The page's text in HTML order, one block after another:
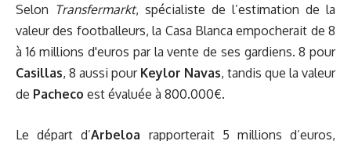
Selon Transfermarkt, spécialiste de l’estimation de la
valeur des footballeurs, la Casa Blanca empocherait de 8
à 16 millions d'euros par la vente de ses gardiens. 8 pour
Casillas, 8 aussi pour Keylor Navas, tandis que la valeur
de Pacheco est évaluée à 800.000€.
Le départ d’Arbeloa rapporterait 5 millions d’euros,